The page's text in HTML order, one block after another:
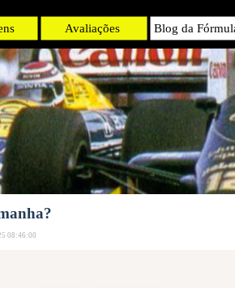
Avaliações Blog da
08:46:00